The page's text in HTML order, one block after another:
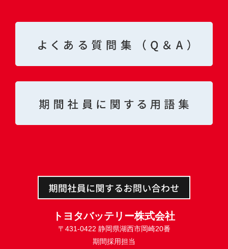
トヨタバッテリー株式会社
〒431-0422 静岡県湖西市岡崎20番
期間採用担当